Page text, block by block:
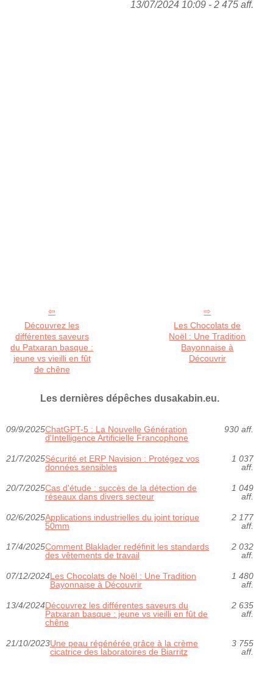
13/07/2024 10:09 - 2 475 aff.
Découvrez les
différentes saveurs
du Patxaran basque :
jeune vs vieilli en fût
de chêne
Les Chocolats de
Noël : Une Tradition
Bayonnaise à
Découvrir
Les dernières dépêches dusakabin.eu.
09/9/2025ChatGPT-5 : La Nouvelle Génération
d'Intelligence Artificielle Francophone
930 aff.
21/7/2025Sécurité et ERP Navision : Protégez vos
données sensibles
1 037
aff.
20/7/2025Cas d'étude : succès de la détection de
réseaux dans divers secteur
1 049
aff.
02/6/2025Applications industrielles du joint torique
50mm
2 177
aff.
17/4/2025Comment Blaklader redéfinit les standards
des vêtements de travail
2 032
aff.
07/12/2024Les Chocolats de Noël : Une Tradition
Bayonnaise à Découvrir
1 480
aff.
13/4/2024Découvrez les différentes saveurs du
Patxaran basque : jeune vs vieilli en fût de
chêne
2 635
aff.
21/10/2023Une peau régénérée grâce à la crème
cicatrice des laboratoires de Biarritz
3 755
aff.